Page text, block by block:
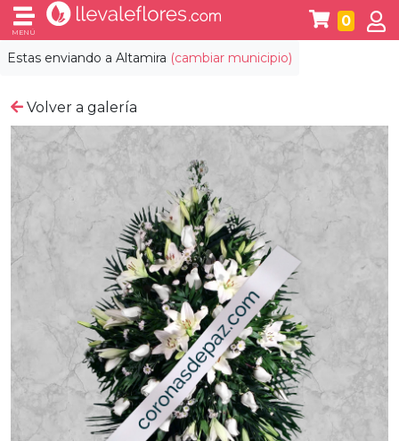
Estas enviando a Altamira (cambiar municipio)
MENÚ
0
Volver a galería